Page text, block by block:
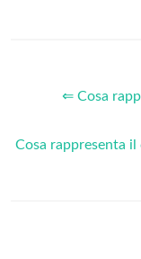
⇐ Cosa
Cosa rappresenta